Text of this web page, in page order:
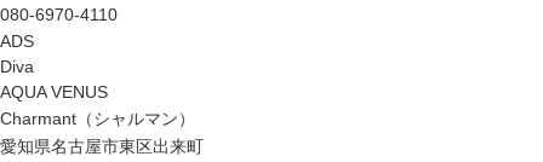
080-6970-4110
ADS
Diva
AQUA VENUS
Charmant（シャルマン）
愛知県名古屋市東区出来町